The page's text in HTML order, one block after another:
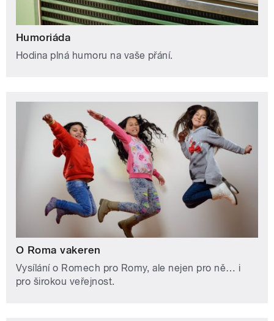
Humoriáda
Hodina plná humoru na vaše přání.
O Roma vakeren
Vysílání o Romech pro Romy, ale nejen pro ně… i
pro širokou veřejnost.